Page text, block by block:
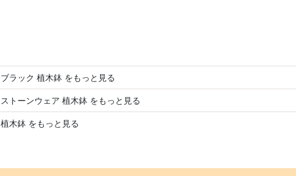
ブラック 植木鉢 をもっと見る
ストーンウェア 植木鉢 をもっと見る
植木鉢 をもっと見る